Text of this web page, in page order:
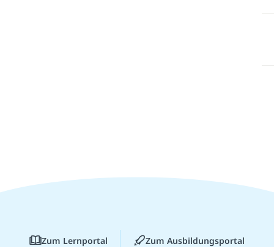
Zum Lernportal Zum Ausbildungsportal